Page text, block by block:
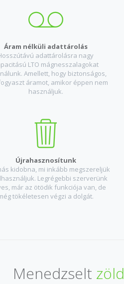
Áram nélküli adattárolás
adattárolásra nagy
LTO mágnes­szalagokat
Amellett, hogy biztonságos,
áramot, amikor éppen nem
használjuk.
Újrahasznosítunk
kidobna, mi inkább megszereljük
Legrégebbi szerverünk
már az ötödik funkciója van, de
tökéletesen végzi a dolgát.
Menedzselt zöld